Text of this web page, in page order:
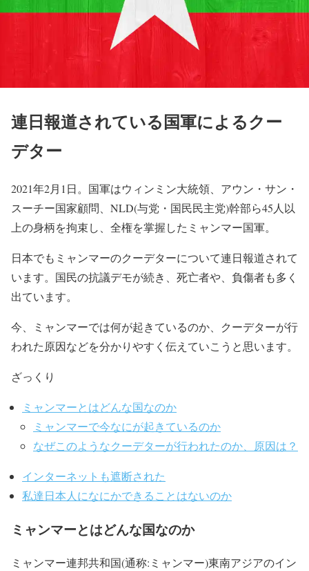
連日報道されている国軍によるクー
デター
2021年2月1日。国軍はウィンミン大統領、アウン・サン・
スーチー国家顧問、NLD(与党・国民民主党)幹部ら45人以
上の身柄を拘束し、全権を掌握したミャンマー国軍。
日本でもミャンマーのクーデターについて連日報道されて
います。国民の抗議デモが続き、死亡者や、負傷者も多く
出ています。
今、ミャンマーでは何が起きているのか、クーデターが行
われた原因などを分かりやすく伝えていこうと思います。
ざっくり
ミャンマーとはどんな国なのか
ミャンマーで今なにが起きているのか
なぜこのようなクーデターが行われたのか、原因は？
インターネットも遮断された
私達日本人になにかできることはないのか
ミャンマーとはどんな国なのか
ミャンマー連邦共和国(通称:ミャンマー)東南アジアのイン